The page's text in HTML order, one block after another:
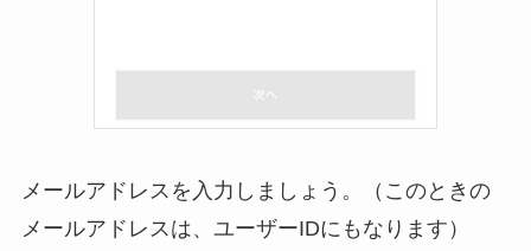
メールアドレスを入力しましょう。（このときの
メールアドレスは、ユーザーIDにもなります）